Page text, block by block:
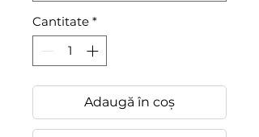
Cantitate *
Adaugă în coș